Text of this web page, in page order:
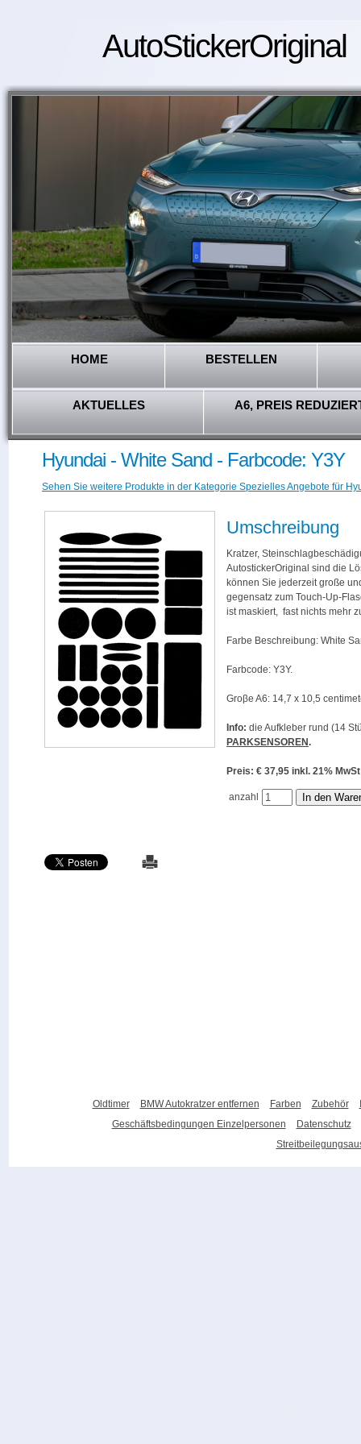
AutoStickerOriginal
HOME BESTELLEN
AKTUELLES A6, PREIS
Hyundai - White Sand - Farbcode: Y3Y
Sehen Sie weitere Produkte in der Kategorie Spezielles Angebote für
Umschreibung
Kratzer,
AutostickerOriginal sind die
können Sie jederzeit große
gegensatz zum Touch-Up-
ist maskiert, fast nichts mehr
Farbe Beschreibung: White
Farbcode: Y3Y.
Groβe A6: 14,7 x 10,5
Info: die Aufkleber rund (14
PARKSENSOREN.
Preis: € 37,95 inkl. 21%
anzahl
Oldtimer BMW Autokratzer entfernen Farben Zubehör
Geschäftsbedingungen Einzelpersonen
Datenschutz